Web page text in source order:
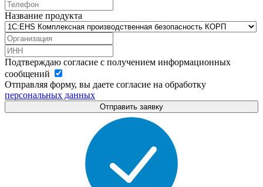
Название продукта
Подтверждаю согласие с получением информационных
сообщений
Отправляя форму, вы даете согласие на обработку
персональных данных
Отправить заявку